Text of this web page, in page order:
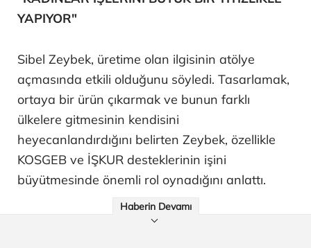
YAPIYOR"
Sibel Zeybek, üretime olan ilgisinin atölye
açmasında etkili olduğunu söyledi. Tasarlamak,
ortaya bir ürün çıkarmak ve bunun farklı
ülkelere gitmesinin kendisini
heyecanlandırdığını belirten Zeybek, özellikle
KOSGEB ve İŞKUR desteklerinin işini
büyütmesinde önemli rol oynadığını anlattı.
Haberin Devamı